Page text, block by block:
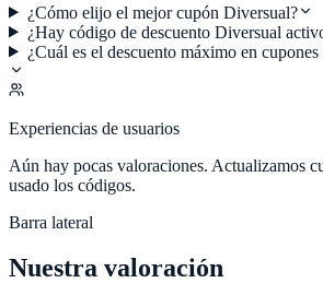
¿Cómo elijo el mejor cupón Diversual?
¿Hay código de descuento Diversual
¿Cuál es el descuento máximo en
Experiencias de usuarios
Aún hay pocas valoraciones. Actualizamos
usado los códigos.
Barra lateral
Nuestra valoración